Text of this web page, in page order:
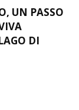
UN PASSO
DI